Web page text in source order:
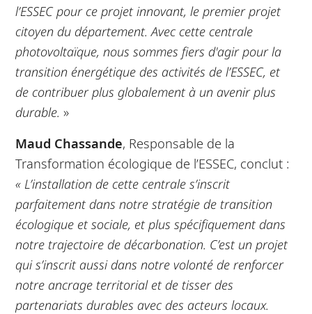
l’ESSEC pour ce projet innovant, le premier projet
citoyen du département. Avec cette centrale
photovoltaïque, nous sommes fiers d'agir pour la
transition énergétique des activités de l’ESSEC, et
de contribuer plus globalement à un avenir plus
durable.»
Maud Chassande, Responsable de la
Transformation écologique de l’ESSEC, conclut :
« L’installation de cette centrale s’inscrit
parfaitement dans notre stratégie de transition
écologique et sociale, et plus spécifiquement dans
notre trajectoire de décarbonation. C’est un projet
qui s’inscrit aussi dans notre volonté de renforcer
notre ancrage territorial et de tisser des
partenariats durables avec des acteurs locaux.